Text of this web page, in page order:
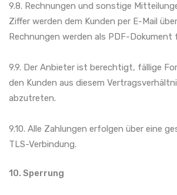
9.8. Rechnungen und sonstige
Ziffer werden dem Kunden per E-Mail
Rechnungen werden als PDF-Dokument
9.9. Der Anbieter ist berechtigt, fällige
den Kunden aus diesem
abzutreten.
9.10. Alle Zahlungen erfolgen über eine
TLS-Verbindung.
10. Sperrung